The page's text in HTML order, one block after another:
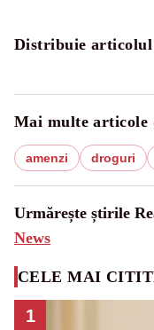
Distribuie articolul
Mai multe articole
amenzi droguri
Urmărește știrile
News
CELE MAI
1